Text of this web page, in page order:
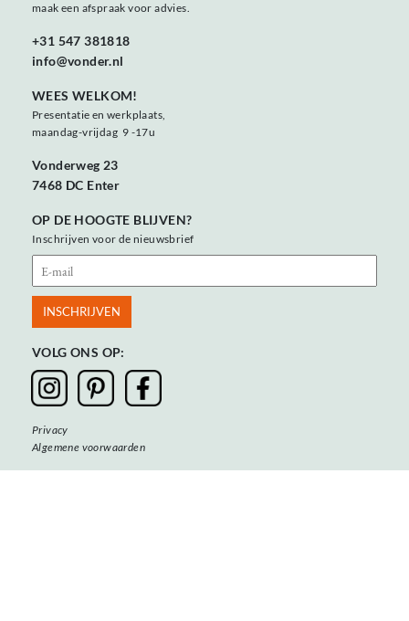
maak een afspraak voor advies.
+31 547 381818
info@vonder.nl
WEES WELKOM!
Presentatie en werkplaats,
maandag-vrijdag 9 -17u
Vonderweg 23
7468 DC Enter
OP DE HOOGTE BLIJVEN?
Inschrijven voor de nieuwsbrief
VOLG ONS OP:
Privacy
Algemene voorwaarden